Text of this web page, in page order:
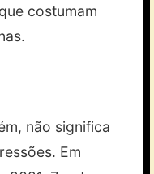
costumam
não significa
Em